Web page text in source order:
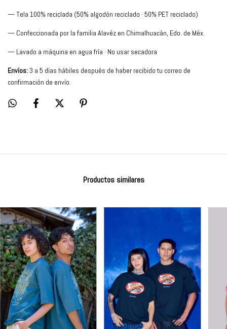
— Tela 100% reciclada (50% algodón reciclado · 50% PET reciclado)
— Confeccionada por la familia Alavéz en Chimalhuacán, Edo. de Méx.
— Lavado a máquina en agua fría · No usar secadora
Envíos:3 a 5 días hábiles después de haber recibido tu correo de
confirmación de envío.
Productos similares